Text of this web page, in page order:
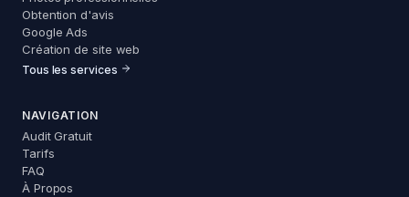
Obtention d'avis
Google Ads
Création de site web
Tous les services
NAVIGATION
Audit Gratuit
Tarifs
FAQ
À Propos